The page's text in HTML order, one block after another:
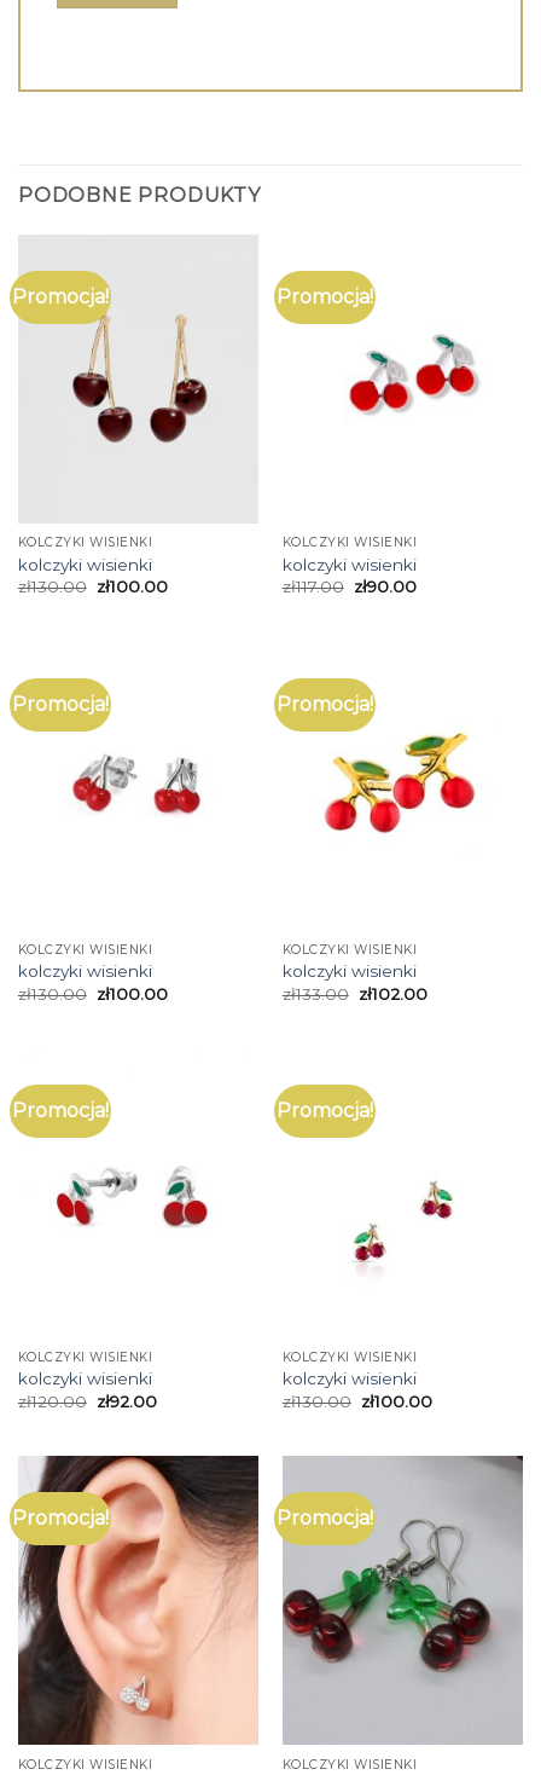
PODOBNE PRODUKTY
Promocja!
KOLCZYKI WISIENKI
kolczyki wisienki
zł130.00 zł100.00
Promocja!
KOLCZYKI WISIENKI
kolczyki wisienki
zł117.00 zł90.00
Promocja!
KOLCZYKI WISIENKI
kolczyki wisienki
zł130.00 zł100.00
Promocja!
KOLCZYKI WISIENKI
kolczyki wisienki
zł133.00 zł102.00
Promocja!
KOLCZYKI WISIENKI
kolczyki wisienki
zł120.00 zł92.00
Promocja!
KOLCZYKI WISIENKI
kolczyki wisienki
zł130.00 zł100.00
Promocja!
KOLCZYKI WISIENKI
Promocja!
KOLCZYKI WISIENKI